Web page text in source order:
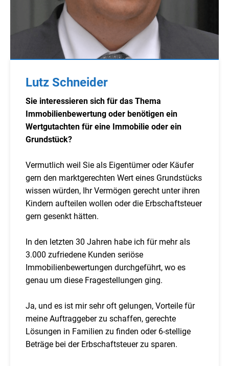
Lutz Schneider
Sie interessieren sich für das Thema
Immobilienbewertung oder benötigen ein
Wertgutachten für eine Immobilie oder ein
Grundstück?
Vermutlich weil Sie als Eigentümer oder Käufer
gern den marktgerechten Wert eines Grundstücks
wissen würden, Ihr Vermögen gerecht unter ihren
Kindern aufteilen wollen oder die Erbschaftsteuer
gern gesenkt hätten.
In den letzten 30 Jahren habe ich für mehr als
3.000 zufriedene Kunden seriöse
Immobilienbewertungen durchgeführt, wo es
genau um diese Fragestellungen ging.
Ja, und es ist mir sehr oft gelungen, Vorteile für
meine Auftraggeber zu schaffen, gerechte
Lösungen in Familien zu finden oder 6-stellige
Beträge bei der Erbschaftsteuer zu sparen.